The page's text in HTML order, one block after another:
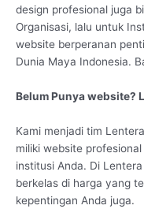
design profesional juga
Organisasi, lalu untuk
website berperanan
Dunia Maya Indonesia.
Belum Punya website?
Kami menjadi tim
miliki website
institusi Anda. Di
berkelas di harga yang
kepentingan Anda juga.